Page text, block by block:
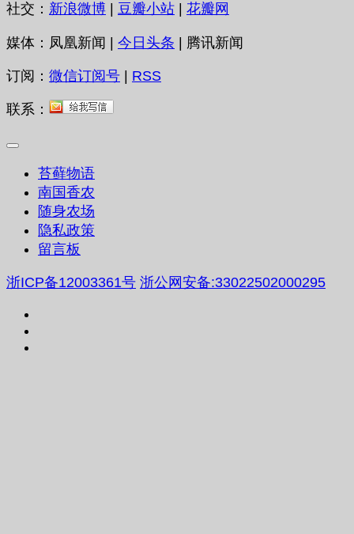
社交： 新浪微博 豆瓣小站 花瓣网
媒体：凤凰新闻 | 今日头条 | 腾讯新闻
订阅： 微信订阅号 | RSS
联系：
苔藓物语
南国香农
随身农场
隐私政策
留言板
浙ICP备12003361号 浙公网安备:33022502000295